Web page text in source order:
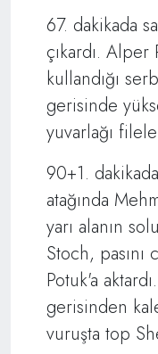
67. dakikada
çıkardı. Alper
kullandığı
gerisinde
yuvarlağı
90+1.
atağında
yarı alanın
Stoch,
Potuk'a
gerisinden
vuruşta top